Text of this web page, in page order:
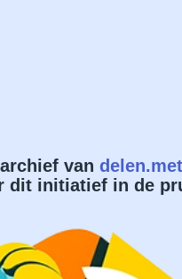
van
dit initiatief in de